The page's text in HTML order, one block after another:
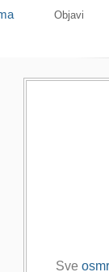
Objavi
Sve